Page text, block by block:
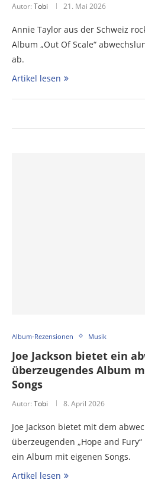
Autor: Tobi 21. Mai 2026
Annie Taylor aus der Schweiz
Album „Out Of Scale“
ab.
Artikel lesen
Album-Rezensionen Musik
Joe Jackson bietet ein
überzeugendes Album
Songs
Autor: Tobi 8. April 2026
Joe Jackson bietet mit dem
überzeugenden „Hope and
ein Album mit eigenen Songs.
Artikel lesen